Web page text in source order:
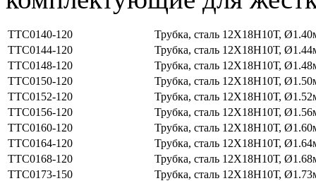
ТТС0140-120
Трубка, сталь 12Х18Н10Т,
ТТС0144-120
Трубка, сталь 12Х18Н10Т,
ТТС0148-120
Трубка, сталь 12Х18Н10Т,
ТТС0150-120
Трубка, сталь 12Х18Н10Т,
ТТС0152-120
Трубка, сталь 12Х18Н10Т,
ТТС0156-120
Трубка, сталь 12Х18Н10Т,
ТТС0160-120
Трубка, сталь 12Х18Н10Т,
ТТС0164-120
Трубка, сталь 12Х18Н10Т,
ТТС0168-120
Трубка, сталь 12Х18Н10Т,
ТТС0173-150
Трубка, сталь 12Х18Н10Т,